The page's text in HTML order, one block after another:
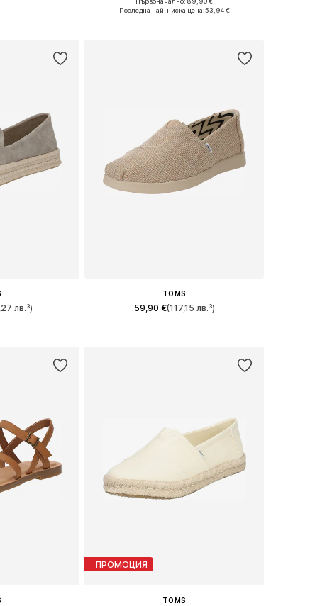
Налични размери: 36, 37, 38, 39, 40, 41
Последна най-ниска цена:53,94 €
лв.³)
TOMS
59,90 €(117,15 лв.³)
ПРОМОЦИЯ
TOMS